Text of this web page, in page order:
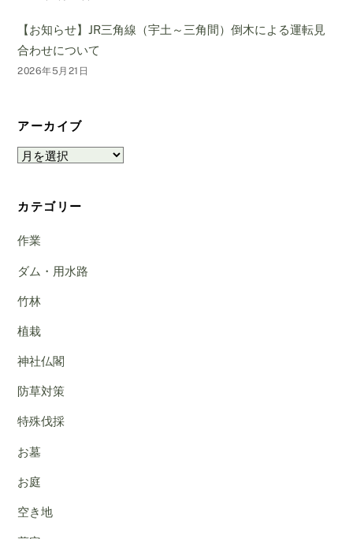
【お知らせ】JR三角線（宇土～三角間）倒木による運転見
合わせについて
2026年5月21日
アーカイブ
ア
イ
ブ
カテゴリー
作業
ダム・用水路
竹林
植栽
神社仏閣
防草対策
特殊伐採
お墓
お庭
空き地